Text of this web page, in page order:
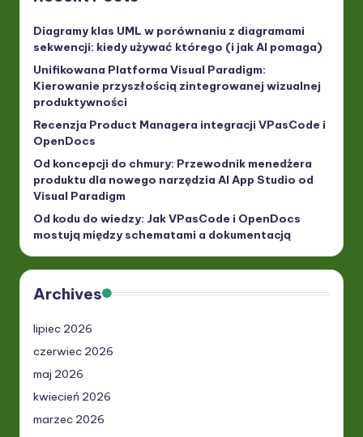
Diagramy klas UML w porównaniu z diagramami
sekwencji: kiedy używać którego (i jak AI pomaga)
Unifikowana Platforma Visual Paradigm:
Kierowanie przyszłością zintegrowanej wizualnej
produktywności
Recenzja Product Managera integracji VPasCode i
OpenDocs
Od koncepcji do chmury: Przewodnik menedżera
produktu dla nowego narzędzia AI App Studio od
Visual Paradigm
Od kodu do wiedzy: Jak VPasCode i OpenDocs
mostują między schematami a dokumentacją
Archives
lipiec 2026
czerwiec 2026
maj 2026
kwiecień 2026
marzec 2026